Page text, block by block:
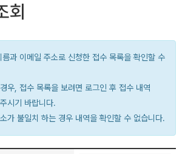
회
과 이메일 주소로 신청한 접수 목록을 확인할 수
우, 접수 목록을 보려면 로그인 후 접수 내역
시기 바랍니다.
가 불일치 하는 경우 내역을 확인할 수 없습니다.